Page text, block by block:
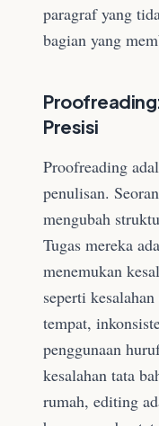
paragraf yang
bagian yang
Presisi
Proofreading
penulisan.
mengubah
Tugas mereka
menemukan
seperti
tempat,
penggunaan
kesalahan tata
rumah, editing